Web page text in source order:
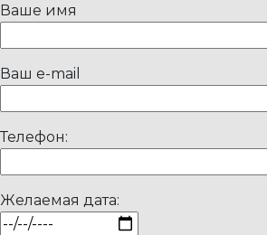
Ваше имя
Ваш e-mail
Телефон:
Желаемая дата: